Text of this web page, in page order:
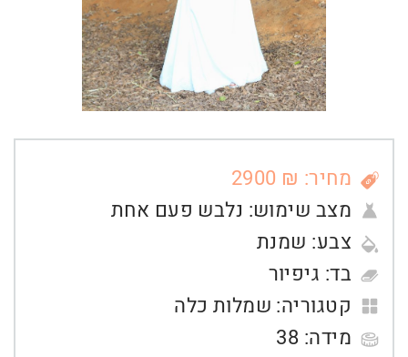
מחיר: ₪ 2900
מצב שימוש: נלבש פעם אחת
צבע: שמנת
בד: גיפיור
קטגוריה: שמלות כלה
מידה: 38